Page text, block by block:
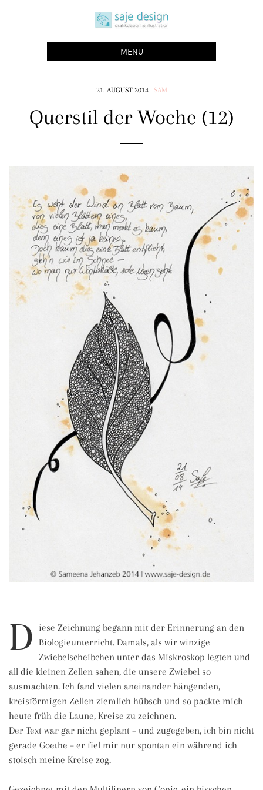
saje design bonn
grafikdesign | buchgestaltung | illustration
MENU
21. AUGUST 2014 | SAM
Querstil der Woche (12)
D
iese Zeichnung begann mit der Erinnerung an den
Biologieunterricht. Damals, als wir winzige
Zwiebelscheibchen unter das Miskroskop legten und
all die kleinen Zellen sahen, die unsere Zwiebel so
ausmachten. Ich fand vielen aneinander hängenden,
kreisförmigen Zellen ziemlich hübsch und so packte mich
heute früh die Laune, Kreise zu zeichnen.
Der Text war gar nicht geplant – und zugegeben, ich bin nicht
gerade Goethe – er fiel mir nur spontan ein während ich
stoisch meine Kreise zog.